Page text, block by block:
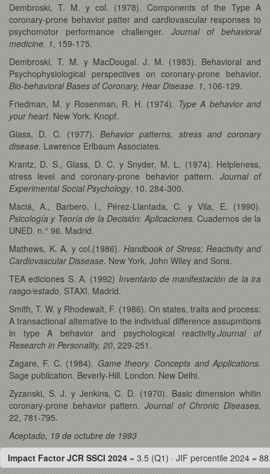
Dembroski, T. M. y col. (1978). Components of the Type A
coronary-prone behavior patter and cardiovascular responses to
psychomotor performance challenger. Journal of behavioral
medicine. 1, 159-175.
Dembroski, T. M. y MacDougal. J. M. (1983). Behavioral and
Psychophysiological perspectives on coronary-prone behavior.
Bio-behavioral Bases of Coronary, Hear Disease. 1, 106-129.
Friedman, M. y Rosenman, R. H. (1974). Type A behavior and
your heart. New York. Knopf.
Glass, D. C. (1977). Behavior patterns, stress and coronary
disease. Lawrence Erlbaum Associates.
Krantz, D. S., Glass, D. C. y Snyder, M. L. (1974). Helpleness,
stress level and coronary-prone behavior pattern. Journal of
Experimental Social Psychology, 10. 284-300.
Maciá, A., Barbero, l., Pérez-Llantada, C. y Vila, E. (1990).
Psicología y Teoría de la Decisión: Aplicaciones.Cuadernos de la
UNED. n.° 96. Madrid.
Mathews, K. A. y col.(1986). Handbook of Stress; Reactivity and
Cardiovascular Dissease. New York. John Wiley and Sons.
TEA ediciones S. A. (1992) Inventario de manifestación de la ira
rasgo/estado. STAXI. Madrid.
Smith, T. W. y Rhodewalt, F. (1986). On states, traits and process:
A transactional altemative to the individual difference assupmtions
in type A behavior and psychological reactivity.Journal of
Research in Personality, 20, 229-251.
Zagare, F. C. (1984). Game theory. Concepts and Applications.
Sage publication. Beverly-Hill. London. New Delhi.
Zyzanski, S. J. y Jenkins, C. D. (1970). Basic dimension whitin
coronary-prone behavior pattern. Journal of Chronic Diseases,
22, 781-795.
Aceptado, 19 de octubre de 1993
Impact Factor JCR SSCI 2024 = 3.5 (Q1) · JIF percentile 2024 =